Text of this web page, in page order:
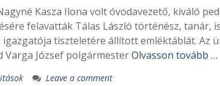
Kasza Ilona volt óvodavezető, kiváló
felavatták Tálas László történész, tanár,
tiszteletére állított emléktáblát. Az
Varga József polgármesterOlvasson tovább …
Leave a comment